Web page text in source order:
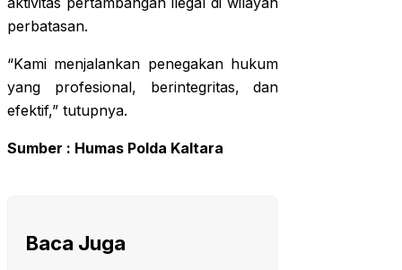
perbatasan.
“Kami menjalankan penegakan hukum
yang profesional, berintegritas, dan
efektif,” tutupnya.
Sumber : Humas Polda Kaltara
Baca Juga